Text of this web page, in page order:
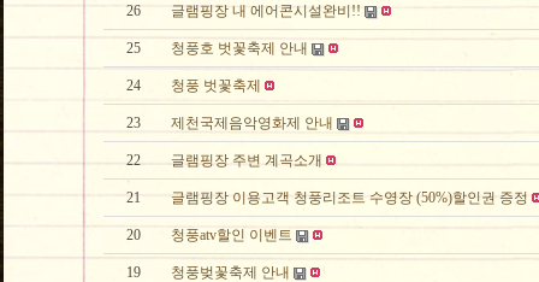
26 글램핑장 내 에어콘시설완비!!
25 청풍호 벗꽃축제 안내
24 청풍 벗꽃축제
23 제천국제음악영화제 안내
22 글램핑장 주변 계곡소개
21 글램핑장 이용고객 청풍리조트 수영장 (50%)할인권 증정
20 청풍atv할인 이벤트
19 청풍벚꽃축제 안내